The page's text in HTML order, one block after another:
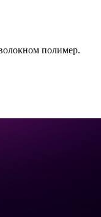
полимер.